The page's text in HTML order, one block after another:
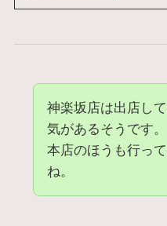
神楽坂店は出店し
気があるそうです。
本店のほうも行っ
ね。